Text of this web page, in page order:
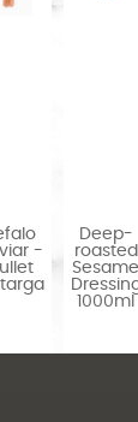
-
Deep-
roasted
Sesame
1000ml